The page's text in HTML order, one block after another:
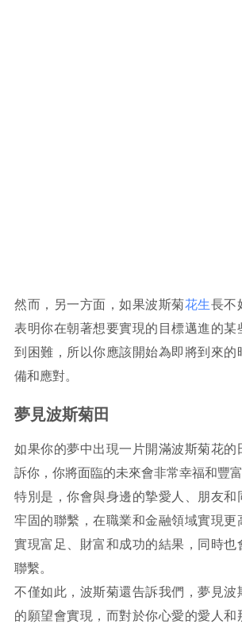
然而，另一方面，如果波斯菊花生長不
表明你在朝著想要實現的目標邁進的某
到困難，所以你應該開始為即將到來的
備和應對。
夢見波斯菊田
如果你的夢中出現一片開滿波斯菊花的
訴你，你將面臨的未來會非常幸福和豐富
特別是，你會與身邊的摯愛人、朋友和
牢固的聯繫，在職業和金融領域實現更
實現富足、財富和成功的結果，同時也
聯繫。
不僅如此，波斯菊還告訴我們，夢見波
的願望會實現，而對於你心愛的愛人和